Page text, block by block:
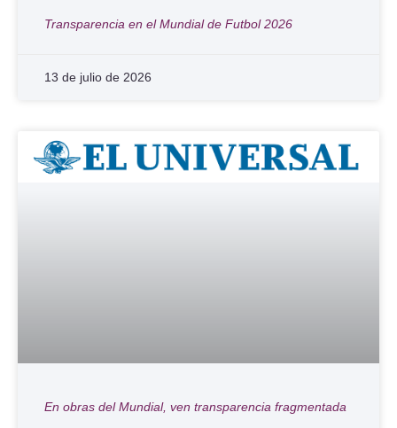
Transparencia en el Mundial de Futbol 2026
13 de julio de 2026
En obras del Mundial, ven transparencia fragmentada